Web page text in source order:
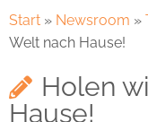
Start » Newsroom »
Welt nach Hause!
Holen
Hause!